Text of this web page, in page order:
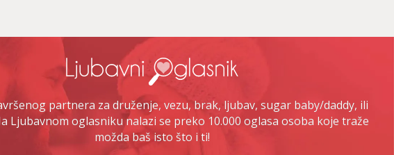
partnera za druženje, vezu, brak, ljubav, sugar baby/daddy, ili
Ljubavnom oglasniku nalazi se preko 10.000 oglasa osoba koje traže
možda baš isto što i ti!